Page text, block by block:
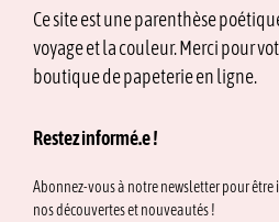
Ce site est une parenthèse
voyage et la couleur. Merci pour
boutique de papeterie en ligne.
Restez informé.e !
Abonnez-vous à notre newsletter pour
nos découvertes et nouveautés !